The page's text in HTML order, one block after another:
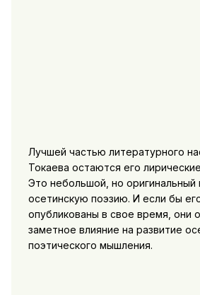
Лучшей частью литературного
Токаева остаются его
Это небольшой, но оригинальный
осетинскую поэзию. И если бы
опубликованы в свое время, они
заметное влияние на развитие
поэтического мышления.